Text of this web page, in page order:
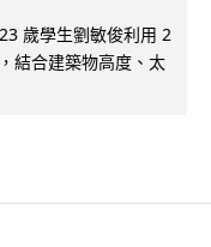
歲學生劉敏俊利用 2
結合建築物高度、太